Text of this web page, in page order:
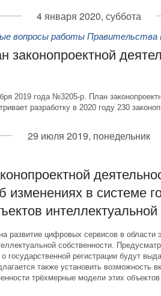
4 января 2020, суббота
вопросы работы Правительства
законопроектной
2019 года №3205-р. План
разработку в 2020 году 230
29 июля 2019, понедельник
изменениях в системе
развитие цифровых сервисов в области
собственности.
государственной регистрации будут
также установить возможность
трёхмерные модели этих